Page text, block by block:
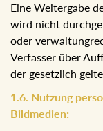
Hasspostings)
Eine Weitergabe
wird nicht
oder
Verfasser über
1.6. Nutzung